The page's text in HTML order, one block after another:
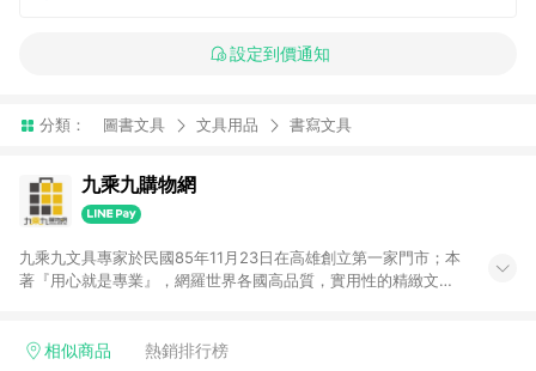
設定到價通知
分類： 圖書文具 文具用品 書寫文具
九乘九購物網
九乘九文具專家於民國85年11月23日在高雄創立第一家門市；本
著『用心就是專業』，網羅世界各國高品質，實用性的精緻文具
非店舖通路及整合虛實行銷為目標，並以完整的物流倉儲系統，
相似商品 熱銷排行榜